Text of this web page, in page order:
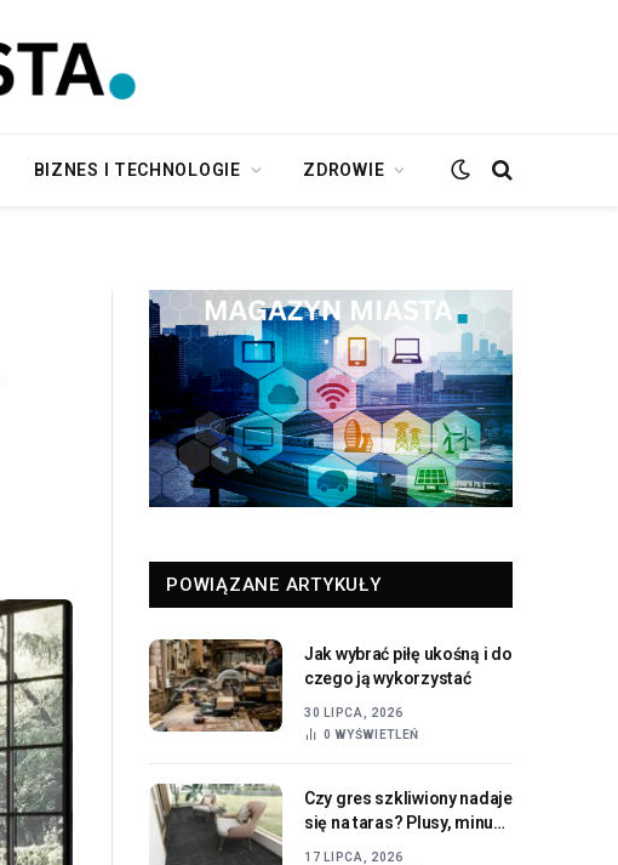
BIZNES I TECHNOLOGIE ZDROWIE
POWIĄZANE ARTYKUŁY
Jak wybrać piłę ukośną i do
czego ją wykorzystać
30 LIPCA, 2026
0WYŚWIETLEŃ
Czy gres szkliwiony nadaje
się na taras? Plusy, minusy
17 LIPCA, 2026